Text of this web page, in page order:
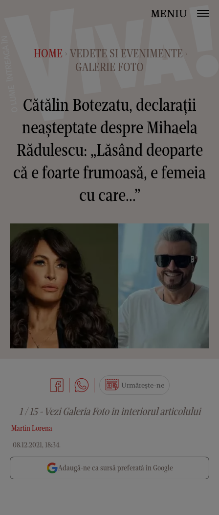
MENIU
HOME > VEDETE SI EVENIMENTE >
GALERIE FOTO
Cătălin Botezatu, declarații
neașteptate despre Mihaela
Rădulescu: „Lăsând deoparte
că e foarte frumoasă, e femeia
cu care...”
Martin Lorena
08.12.2021, 18:34.
Urmărește-ne
1 / 15 - Vezi Galeria Foto in interiorul articolului
Adaugă-ne ca sursă preferată în Google